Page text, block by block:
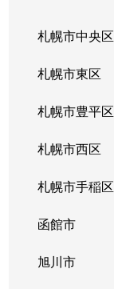
札幌市中央区
札幌市東区
札幌市豊平区
札幌市西区
札幌市手稲区
函館市
旭川市